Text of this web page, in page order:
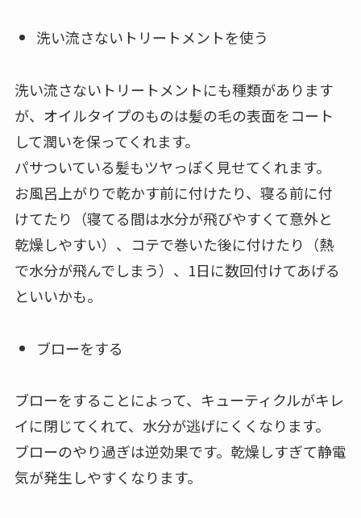
洗い流さないトリートメントを使う
洗い流さないトリートメントにも種類があります
が、オイルタイプのものは髪の毛の表面をコート
して潤いを保ってくれます。
パサついている髪もツヤっぽく見せてくれます。
お風呂上がりで乾かす前に付けたり、寝る前に付
けてたり（寝てる間は水分が飛びやすくて意外と
乾燥しやすい）、コテで巻いた後に付けたり（熱
で水分が飛んでしまう）、1日に数回付けてあげる
といいかも。
ブローをする
ブローをすることによって、キューティクルがキレ
イに閉じてくれて、水分が逃げにくくなります。
ブローのやり過ぎは逆効果です。乾燥しすぎて静電
気が発生しやすくなります。